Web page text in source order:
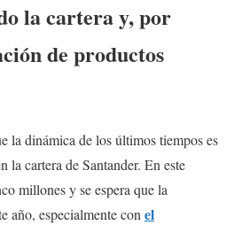
la cartera y, por
de productos
la dinámica de los últimos tiempos es
la cartera de Santander. En este
millones y se espera que la
año, especialmente con el